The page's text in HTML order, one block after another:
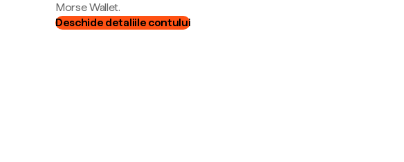
Morse Wallet.
Deschide detaliile contului